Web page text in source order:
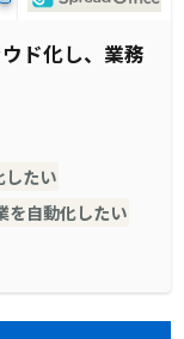
ド化し、業務
したい
を自動化したい